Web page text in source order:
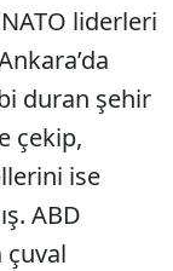
liderleri
duran şehir
çekip,
ise
ABD
çuval